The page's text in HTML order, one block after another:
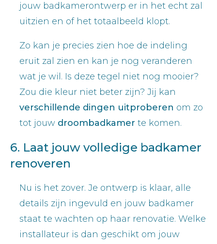
jouw badkamerontwerp er in het echt zal
uitzien en of het totaalbeeld klopt.
Zo kan je precies zien hoe de indeling
eruit zal zien en kan je nog veranderen
wat je wil. Is deze tegel niet nog mooier?
Zou die kleur niet beter zijn? Jij kan
verschillende dingen uitproberen om zo
tot jouw droombadkamer te komen.
6. Laat jouw volledige badkamer
renoveren
Nu is het zover. Je ontwerp is klaar, alle
details zijn ingevuld en jouw badkamer
staat te wachten op haar renovatie. Welke
installateur is dan geschikt om jouw